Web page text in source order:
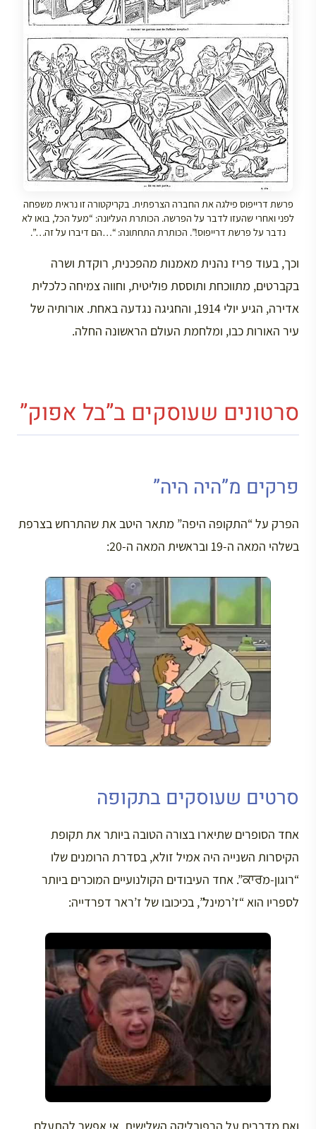
פרשת דרייפוס פילגה את החברה הצרפתית. בקריקטורה זו נראית משפחה
לפני ואחרי שהעזו לדבר על הפרשה. הכותרת העליונה: “מעל הכל, בואו לא
נדבר על פרשת דרייפוס!”. הכותרת התחתונה: “…הם דיברו על זה…”.
וכך, בעוד פריז נהנית מאמנות מהפכנית, רוקדת ושרה
בקברטים, מתווכחת ותוססת פוליטית, וחווה צמיחה כלכלית
אדירה, הגיע יולי 1914, והחגיגה נגדעה באחת. אורותיה של
עיר האורות כבו, ומלחמת העולם הראשונה החלה.
סרטונים שעוסקים ב”בל אפוק”
פרקים מ”היה היה”
הפרק על “התקופה היפה” מתאר היטב את שהתרחש בצרפת
בשלהי המאה ה-19 ובראשית המאה ה-20:
סרטים שעוסקים בתקופה
אחד הסופרים שתיארו בצורה הטובה ביותר את תקופת
הקיסרות השנייה היה אמיל זולא, בסדרת הרומנים שלו
“רוגון-מਕਾਰ”. אחד העיבודים הקולנועיים המוכרים ביותר
לספריו הוא “ז’רמינל”, בכיכובו של ז’ראר דפרדייה: